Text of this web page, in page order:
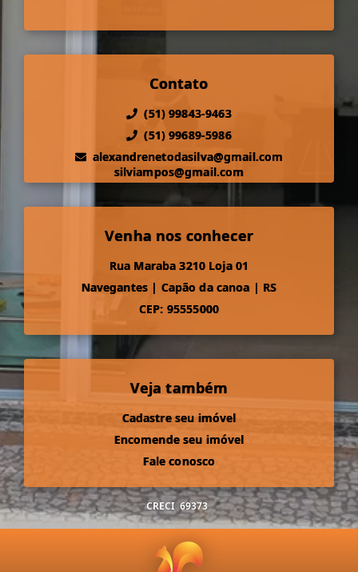
Contato
(51) 99843-9463
(51) 99689-5986
alexandrenetodasilva@gmail.com
silviampos@gmail.com
Venha nos conhecer
Rua Maraba 3210 Loja 01
Navegantes | Capão da canoa | RS
CEP: 95555000
Veja também
Cadastre seu imóvel
Encomende seu imóvel
Fale conosco
CRECI 69373